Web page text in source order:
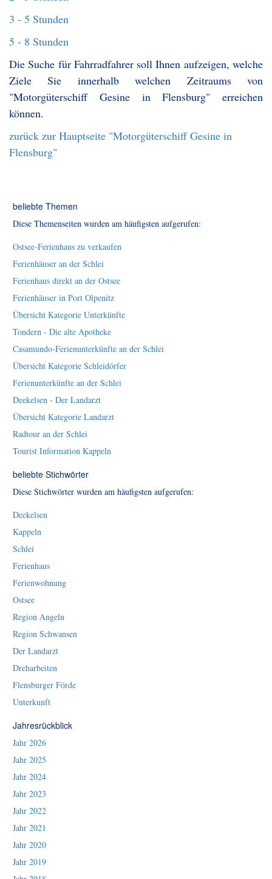
3 - 5 Stunden
5 - 8 Stunden
Die Suche für Fahrradfahrer soll Ihnen aufzeigen, welche
Ziele Sie innerhalb welchen Zeitraums von
"Motorgüterschiff Gesine in Flensburg" erreichen
können.
zurück zur Hauptseite "Motorgüterschiff Gesine in
Flensburg"
beliebte Themen
Diese Themenseiten wurden am häufigsten aufgerufen:
Ostsee-Ferienhaus zu verkaufen
Ferienhäuser an der Schlei
Ferienhaus direkt an der Ostsee
Ferienhäuser in Port Olpenitz
Übersicht Kategorie Unterkünfte
Tondern - Die alte Apotheke
Casamundo-Ferienunterkünfte an der Schlei
Übersicht Kategorie Schleidörfer
Ferienunterkünfte an der Schlei
Deekelsen - Der Landarzt
Übersicht Kategorie Landarzt
Radtour an der Schlei
Tourist Information Kappeln
beliebte Stichwörter
Diese Stichwörter wurden am häufigsten aufgerufen:
Deekelsen
Kappeln
Schlei
Ferienhaus
Ferienwohnung
Ostsee
Region Angeln
Region Schwansen
Der Landarzt
Dreharbeiten
Flensburger Förde
Unterkunft
Jahresrückblick
Jahr 2026
Jahr 2025
Jahr 2024
Jahr 2023
Jahr 2022
Jahr 2021
Jahr 2020
Jahr 2019